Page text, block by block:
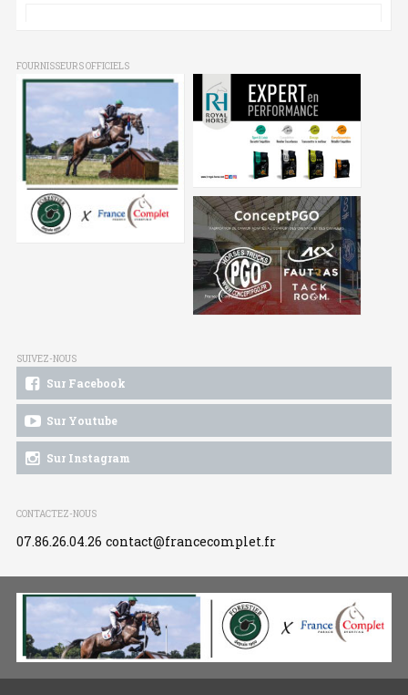
FOURNISSEURS OFFICIELS
SUIVEZ-NOUS
Sur Facebook
Sur Youtube
Sur Instagram
CONTACTEZ-NOUS
07.86.26.04.26 contact@francecomplet.fr